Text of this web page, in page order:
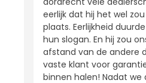
eerlijk dat hij het wel
plaats. Eerlijkheid
hun slogan. En hij zou
afstand van de andere
vaste klant voor
binnen halen! Nadat we